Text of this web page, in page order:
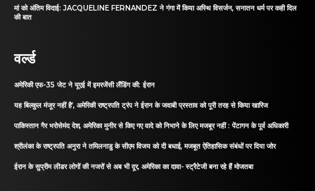
मां को अंतिम विदाई: JACQUELINE FERNANDEZ ने गंगा में किया अस्थि विसर्जन, सनातन धर्म पर कही दिल
की बात
वर्ल्ड
अमेरिकी एफ-35 जेट ने यूएई में इमरजेंसी लैंडिंग की: ईरान
यह बिल्कुल मंजूर नहीं है’, अमेरिकी राष्ट्रपति ट्रंप ने ईरान के जवाबी प्रस्ताव को पूरी तरह से किया खारिज
पाकिस्तान गैर भरोसेमंद देश, अमेरिका मुनीर से किए गए वादे को निभाने के लिए मजबूर नहीं : पेंटागन के पूर्व अधिकारी
श्रीलंका के राष्ट्रपति अनुरा ने तमिलनाडु के सीएम विजय को दी बधाई, मजबूत ऐतिहासिक संबंधों पर दिया जोर
ईरान के सुप्रीम लीडर लोगों की नजरों से अब भी दूर, अमेरिका का दावा- स्ट्रैटेजी बना रहे हैं मोजतबा